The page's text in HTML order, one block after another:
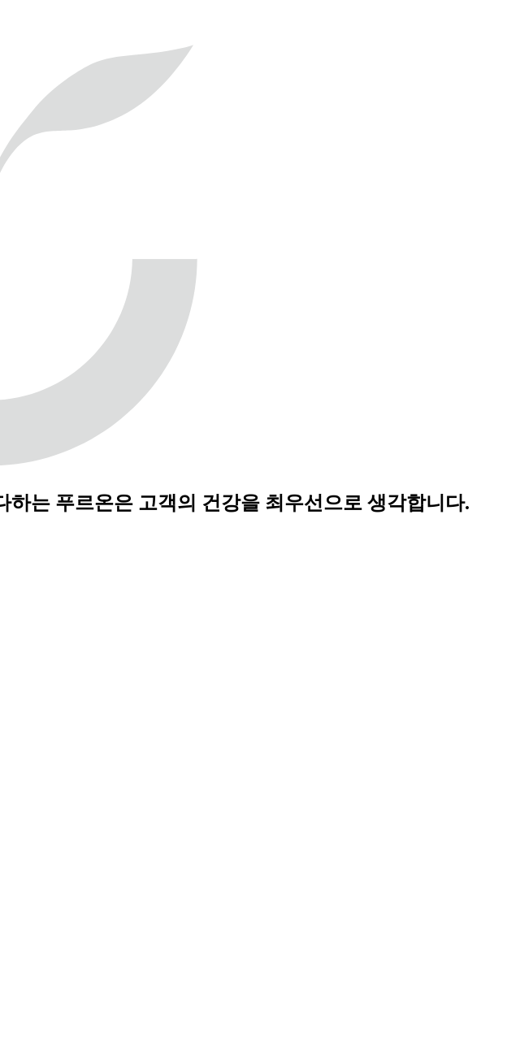
하는 푸르온은 고객의 건강을 최우선으로 생각합니다.